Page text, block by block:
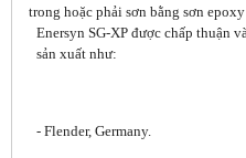
trong hoặc phải sơn bằng sơn epoxy
Enersyn SG-XP được chấp thuận
sản xuất như:
- Flender, Germany.